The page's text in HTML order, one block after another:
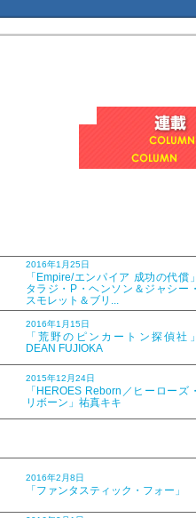
2016年1月25日
「Empire/エンパイア 成功の代償」
タラジ・P・ヘンソン＆ジャシー・
スモレット＆ブリ...
2016年1月15日
「荒野のピンカートン探偵社」
DEAN FUJIOKA
2015年12月24日
「HEROES Reborn／ヒーローズ・
リボーン」祐真キキ
2016年2月8日
「ファンタスティック・フォー」
理由
化。舞台は1860年代のシャム王国。王
ー）と、尊大かつ頑固な王様（ユル・
し合うまでを描く。
の映画版では、当時の最高映画体験と
で画面の隅々までを観ることを前提に
だわりがわかる。
衣裳に施された丁寧な刺繍…オスカー
ナが心通わせ、夢中で踊る「シャル・
雅で個性的で、“カメラも踊ってい